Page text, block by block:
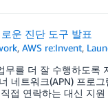
운 진단 도구 발표
,AWS re:Invent,
를 더 잘 수행하도
네트워크(APN) 프로
접 연락하는 대신 지